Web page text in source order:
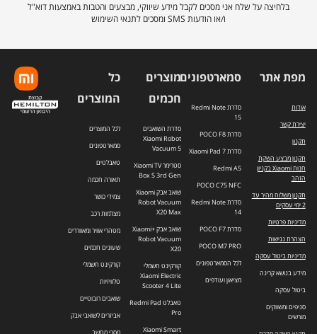
לרשימת
בלחיצה על שלח אני מסכים לקבל מידע שיווקי, מבצעים והטבות באמצעות דוא"ל
ו/או הודעות SMS ומסכים לתנאי השימוש
מפת אתר
אודות
יצירת קשר
תקנון
תקנון מבצע השקת
חנות Xiaomi בקניון
הזהב
תקנון משלוח מהיר עד
2 ימי עסקים
מדיניות פרטיות
הצהרת נגישות
מדיניות ביטול עסקה
מידע בנושא קרינה
ביטול עסקה
סניפים ומשווקים
מורשים
סמארטפונים
סדרת Redmi Note
15
סדרת POCO F8
סדרת Xiaomi Pad 7
Redmi A5
POCO C75 NFC
סדרת Redmi Note
14
סדרת POCO F7
POCO M7 PRO
לכל הסמארטפונים
מציאון ועודפים
מוצרים
חכמים
סדרת השואבים
Xiaomi Robot
Vacuum 5
סטרימר Xiaomi TV
Box S 3rd Gen
שואב אבק Xiaomi
Robot Vacuum
X20 Max
שואב אבק +Xiaomi
Robot Vacuum
X20
קורקינט חשמלי
Xiaomi Electric
Scooter 4 Lite
טאבלט Redmi Pad
Pro
Xiaomi Smart
כל
המוצרים
לכל המוצרים
סמארטפונים
טאבלטים
תאורה חכמה
צמידי כושר
מצלמות רכב
מטהרי אוויר ומאווררים
שעונים חכמים
קורקינט חשמלי
טלוויזיות
שואבים רובוטיים
אביזרים לשואבי אבק
מסכי מחשב